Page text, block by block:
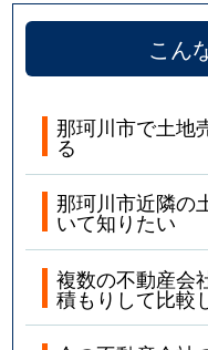
こん
那珂川市で土地
る
那珂川市近隣の
いて知りたい
複数の不動産会
積もりして比較